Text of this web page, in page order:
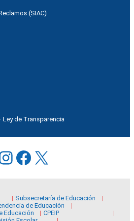
(SIAC)
de Transparencia
Facebook
X
Subsecretaría de Educación
de Educación
Educación
CPEIP